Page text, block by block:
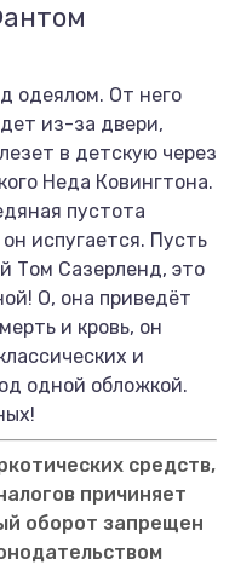
одеялом. От него
из-за двери,
в детскую через
Неда Ковингтона.
пустота
испугается. Пусть
Том Сазерленд, это
О, она приведёт
и кровь, он
и
одной обложкой.
средств,
причиняет
оборот запрещен